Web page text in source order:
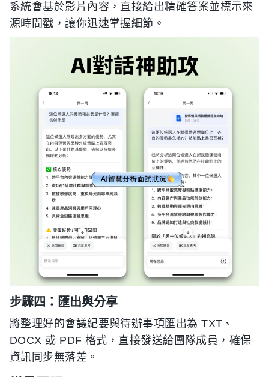
系統會基於影片內容，直接給出精確答案並標示來
源時間戳，讓你迅速掌握細節。
步驟四：匯出與分享
將整理好的會議紀要與待辦事項匯出為 TXT、
DOCX 或 PDF 格式，直接發送給團隊成員，確保
資訊同步無落差。